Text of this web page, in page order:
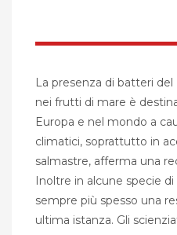
La presenza di batteri
nei frutti di mare è
Europa e nel mondo a
climatici, soprattutto in
salmastre, afferma una
Inoltre in alcune specie
sempre più spesso una
ultima istanza. Gli